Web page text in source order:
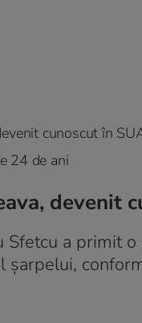
cunoscut în
24 de ani
devenit
Sfetcu a primit